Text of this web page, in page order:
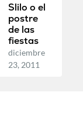
Slilo o el
postre
de las
fiestas
diciembre
23, 2011